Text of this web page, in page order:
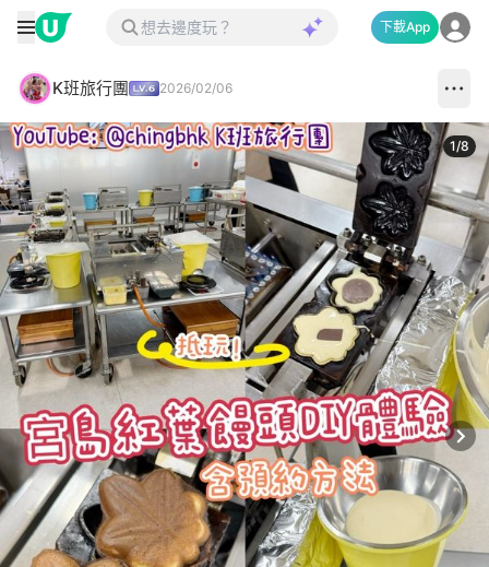
下載App
K班旅行團 2026/02/06
1/8